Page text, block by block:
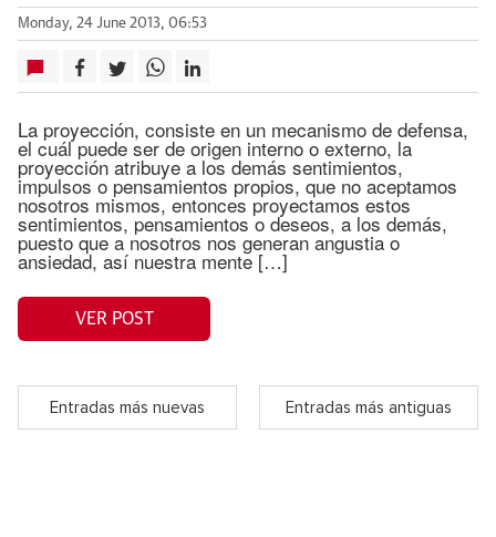
Monday, 24 June 2013, 06:53
La proyección, consiste en un mecanismo de defensa,
el cuál puede ser de origen interno o externo, la
proyección atribuye a los demás sentimientos,
impulsos o pensamientos propios, que no aceptamos
nosotros mismos, entonces proyectamos estos
sentimientos, pensamientos o deseos, a los demás,
puesto que a nosotros nos generan angustia o
ansiedad, así nuestra mente […]
VER POST
Entradas más nuevas Entradas más antiguas